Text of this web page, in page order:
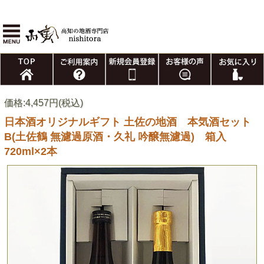
価格:4,457円(税込)
日本酒オリジナルギフト 土佐の地酒 本気酒セット
B(土佐鶴 無濾過原酒・久礼 吟醸無濾過) 箱入
720ml×2本